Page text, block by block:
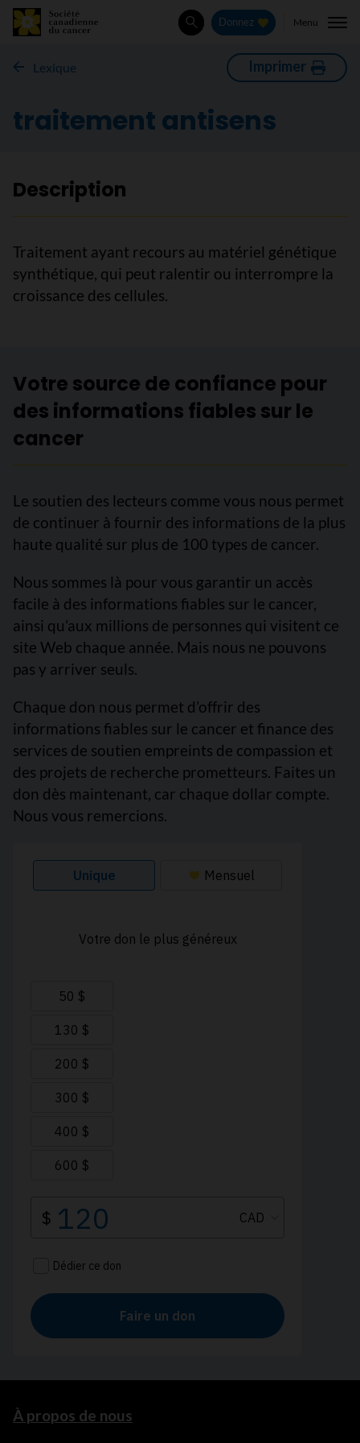
Rechercher
Donnez Menu
Lexique Imprimer
traitement antisens
Description
Traitement ayant recours au matériel génétique
synthétique, qui peut ralentir ou interrompre la
croissance des cellules.
Votre source de confiance pour
des informations fiables sur le
cancer
Le soutien des lecteurs comme vous nous permet
de continuer à fournir des informations de la plus
haute qualité sur plus de 100 types de cancer.
Nous sommes là pour vous garantir un accès
facile à des informations fiables sur le cancer,
ainsi qu’aux millions de personnes qui visitent ce
site Web chaque année. Mais nous ne pouvons
pas y arriver seuls.
Chaque don nous permet d’offrir des
informations fiables sur le cancer et finance des
services de soutien empreints de compassion et
des projets de recherche prometteurs. Faites un
don dès maintenant, car chaque dollar compte.
Nous vous remercions.
À propos de nous